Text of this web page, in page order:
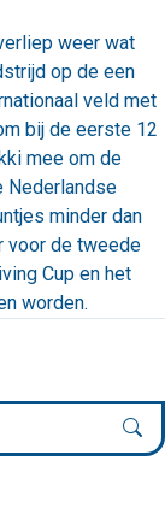
weer wat
op de een
veld met
bij de eerste 12
mee om de
Nederlandse
minder dan
voor de tweede
Cup en het
worden.